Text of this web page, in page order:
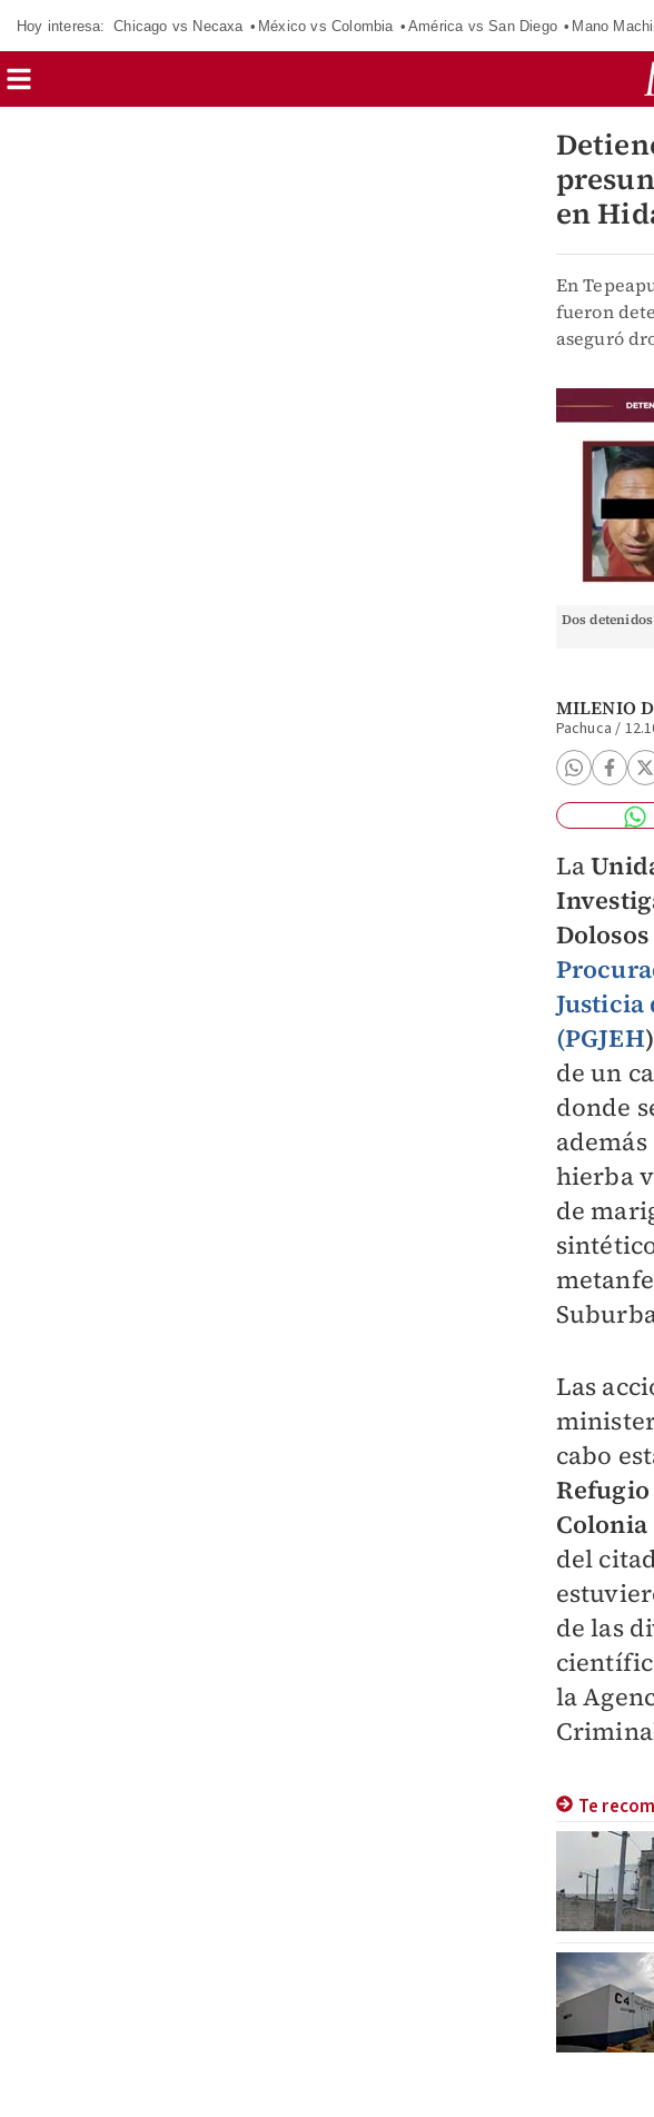
Hoy interesa: Chicago vs Necaxa México vs Colombia América vs San Diego Mano
en
En
fueron
aseguró
Dos
MILENIO
Pachuca /
La
Justicia
(PGJEH)
de un
donde
hierba
de
Las
cabo
Colonia
del
de las
la
Te